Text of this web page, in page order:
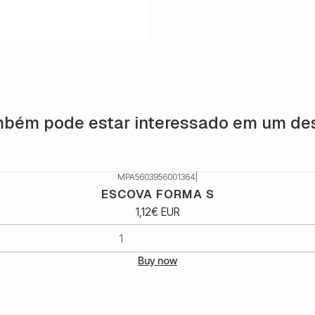
pode estar interessado em um
MPA5603956001364
ESCOVA FORMA S
1,12€ EUR
Buy now